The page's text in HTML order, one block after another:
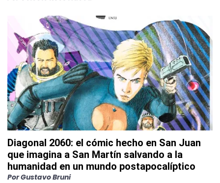
Diagonal 2060: el cómic hecho en San Juan
que imagina a San Martín salvando a la
humanidad en un mundo postapocalíptico
PorGustavo Bruni